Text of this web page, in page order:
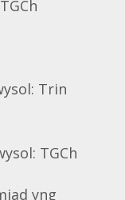
Trin
TGCh
yng